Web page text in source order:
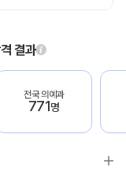
결과
전국 의예과
771명